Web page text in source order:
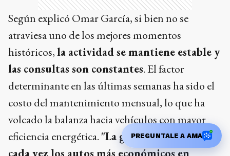
Según explicó Omar García, si bien no se
atraviesa uno de los mejores momentos
históricos,la actividad se mantiene estable y
las consultas son constantes. El factor
determinante en las últimas semanas ha sido el
costo del mantenimiento mensual, lo que ha
volcado la balanza hacia vehículos con mayor
eficiencia energética. "La gente está buscando
cada vez los autos más económicos en
PREGUNTALE A AMA